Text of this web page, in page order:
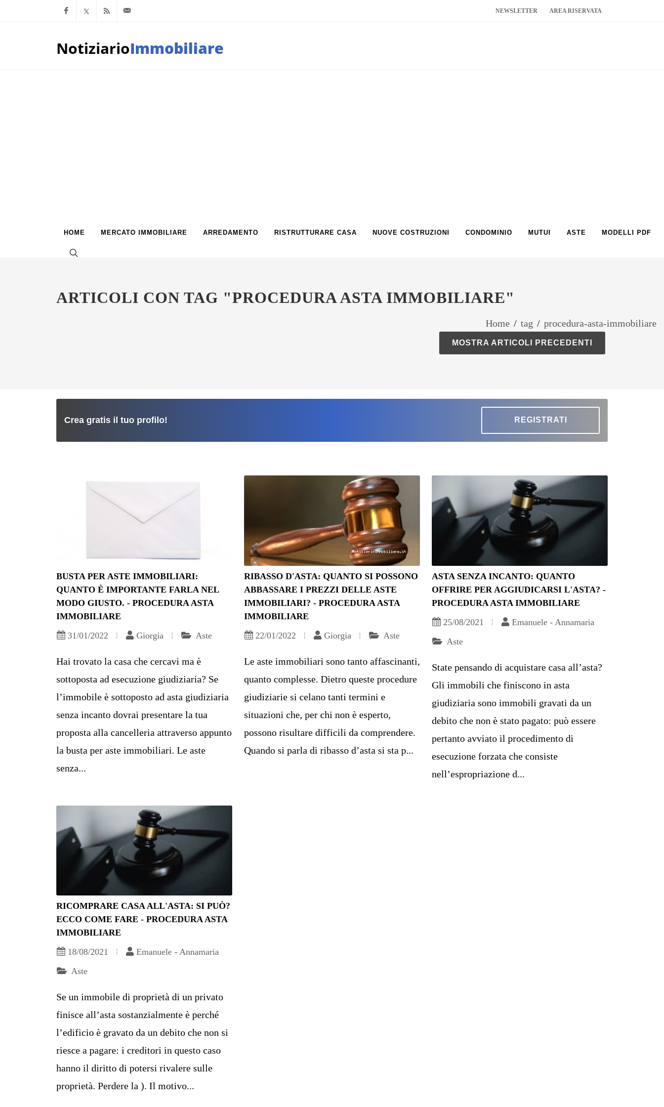
Facebook
x.com Feed RSS NEWSLETTER AREA RISERVATA
NotiziarioImmobiliare
HOME MERCATO IMMOBILIARE ARREDAMENTO RISTRUTTURARE CASA NUOVE COSTRUZIONI CONDOMINIO MUTUI ASTE MODELLI PDF
ARTICOLI CON TAG "PROCEDURA ASTA IMMOBILIARE"
Home / tag / procedura-asta-immobiliare
MOSTRA ARTICOLI PRECEDENTI
Crea gratis il tuo profilo! REGISTRATI
BUSTA PER ASTE IMMOBILIARI:
QUANTO È IMPORTANTE FARLA NEL
MODO GIUSTO. - PROCEDURA ASTA
IMMOBILIARE
31/01/2022
Giorgia Aste
Hai trovato la casa che cercavi ma è
sottoposta ad esecuzione giudiziaria? Se
l’immobile è sottoposto ad asta giudiziaria
senza incanto dovrai presentare la tua
proposta alla cancelleria attraverso appunto
la busta per aste immobiliari. Le aste
senza...
RIBASSO D'ASTA: QUANTO SI POSSONO
ABBASSARE I PREZZI DELLE ASTE
IMMOBILIARI? - PROCEDURA ASTA
IMMOBILIARE
22/01/2022
Giorgia Aste
Le aste immobiliari sono tanto affascinanti,
quanto complesse. Dietro queste procedure
giudiziarie si celano tanti termini e
situazioni che, per chi non è esperto,
possono risultare difficili da comprendere.
Quando si parla di ribasso d’asta si sta p...
ASTA SENZA INCANTO: QUANTO
OFFRIRE PER AGGIUDICARSI L'ASTA? -
PROCEDURA ASTA IMMOBILIARE
25/08/2021
Emanuele - Annamaria
Aste
State pensando di acquistare casa all’asta?
Gli immobili che finiscono in asta
giudiziaria sono immobili gravati da un
debito che non è stato pagato: può essere
pertanto avviato il procedimento di
esecuzione forzata che consiste
nell’espropriazione d...
RICOMPRARE CASA ALL'ASTA: SI PUÒ?
ECCO COME FARE - PROCEDURA ASTA
IMMOBILIARE
18/08/2021
Emanuele - Annamaria
Aste
Se un immobile di proprietà di un privato
finisce all’asta sostanzialmente è perché
l’edificio è gravato da un debito che non si
riesce a pagare: i creditori in questo caso
hanno il diritto di potersi rivalere sulle
proprietà. Perdere la ). Il motivo...